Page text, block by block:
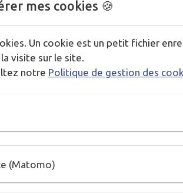
mes cookies 🍪
Un cookie est un petit fichier
visite sur le site.
notre Politique de gestion des
(Matomo)